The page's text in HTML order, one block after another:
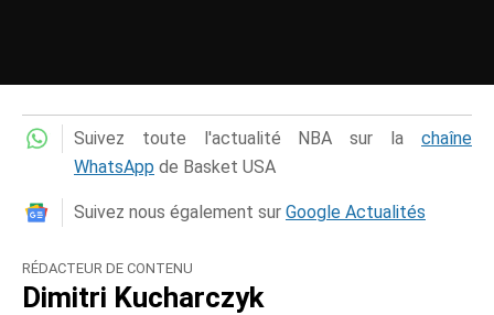
Suivez toute l'actualité NBA sur la chaîne
WhatsApp de Basket USA
Suivez nous également sur Google Actualités
RÉDACTEUR DE CONTENU
Dimitri Kucharczyk